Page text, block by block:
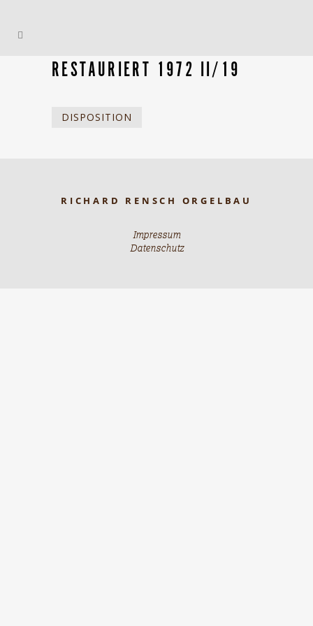
RESTAURIERT 1972 II/19
DISPOSITION
RICHARD RENSCH ORGELBAU
Impressum
Datenschutz